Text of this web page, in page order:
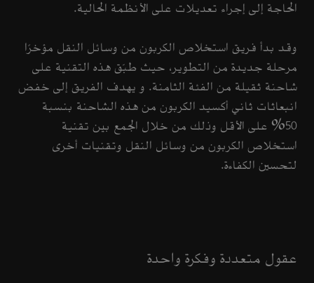
الحاجة إلى إجراء تعديلات على الأنظمة الحالية.
وقد بدأ فريق استخلاص الكربون من وسائل النقل مؤخرًا
مرحلة جديدة من التطوير، حيث طبّق هذه التقنية على
شاحنة ثقيلة من الفئة الثامنة. و يهدف الفريق إلى خفض
انبعاثات ثاني أكسيد الكربون من هذه الشاحنة بنسبة
50% على الأقل وذلك من خلال الجمع بين تقنية
استخلاص الكربون من وسائل النقل وتقنيات أخرى
لتحسين الكفاءة.
عقول متعددة وفكرة واحدة